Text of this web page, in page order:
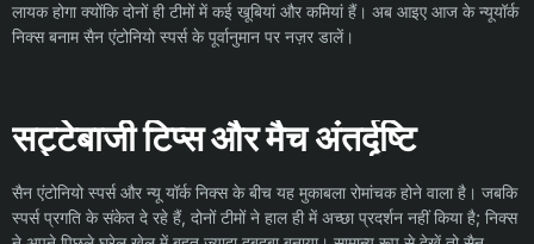
लायक होगा क्योंकि दोनों ही टीमों में कई खूबियां और कमियां हैं। अब आइए आज के न्यूयॉर्क
निक्स बनाम सैन एंटोनियो स्पर्स के पूर्वानुमान पर नज़र डालें।
सट्टेबाजी टिप्स और मैच अंतर्दृष्टि
सैन एंटोनियो स्पर्स और न्यू यॉर्क निक्स के बीच यह मुकाबला रोमांचक होने वाला है। जबकि
स्पर्स प्रगति के संकेत दे रहे हैं, दोनों टीमों ने हाल ही में अच्छा प्रदर्शन नहीं किया है; निक्स